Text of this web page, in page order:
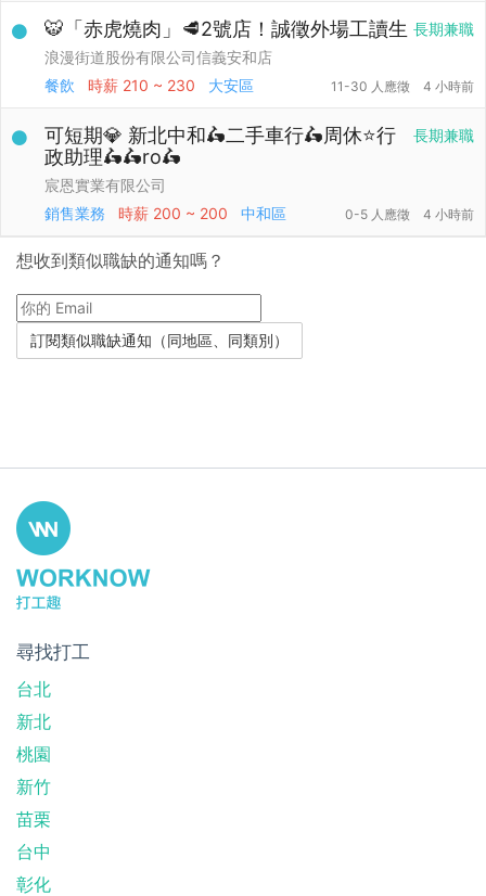
長期兼職
🐯「赤虎燒肉」🥩2號店！誠徵外場工讀生
浪漫街道股份有限公司信義安和店
餐飲
時薪 210 ~ 230 大安區 11-30 人應徵 4 小時前
長期兼職
可短期💎 新北中和🛵二手車行🛵周休⭐行
政助理🛵🛵ro🛵
宸恩實業有限公司
銷售業務
時薪 200 ~ 200 中和區 0-5 人應徵 4 小時前
想收到類似職缺的通知嗎？
尋找打工
台北
新北
桃園
新竹
苗栗
台中
彰化